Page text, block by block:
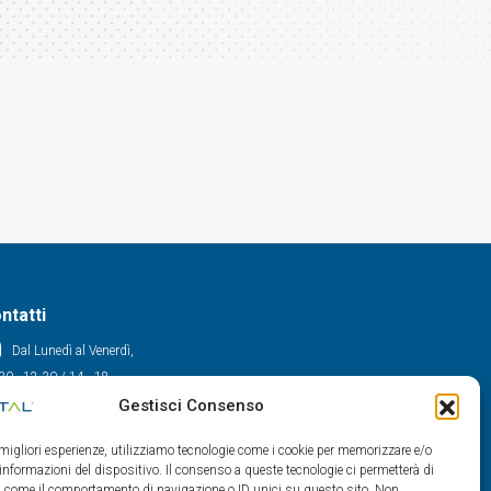
Gestisci Consenso
esperienze, utilizziamo tecnologie come i cookie per memorizzare e/o
informazioni del dispositivo. Il consenso a queste tecnologie ci permetterà di
Dal Lunedì al Venerdì,
- 12.30 / 14 - 18
0522/909701
info@maxital.it